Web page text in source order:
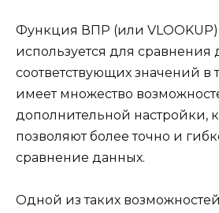
Функция ВПР (или
используется для сравнения
соответствующих значений в
имеет множество
дополнительной настройки,
позволяют более точно и
сравнение данных.
Одной из таких